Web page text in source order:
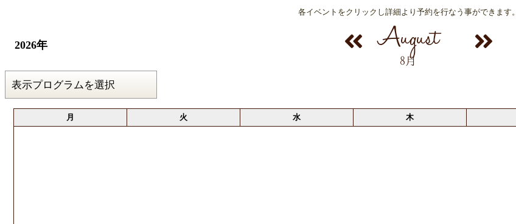
各イベントをクリックし詳細より予約を行なう事ができます。
2026年 August
8月
月 火 水 木